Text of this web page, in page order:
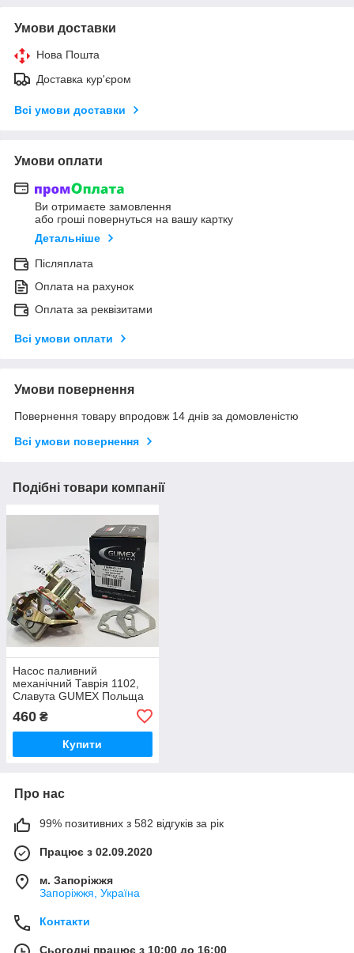
Умови доставки
Нова Пошта
Доставка кур'єром
Всі умови доставки
Умови оплати
Ви отримаєте замовлення
або гроші повернуться на вашу картку
Детальніше
Післяплата
Оплата на рахунок
Оплата за реквізитами
Всі умови оплати
Умови повернення
Повернення товару впродовж 14 днів за домовленістю
Всі умови повернення
Подібні товари компанії
Насос паливний
механічний Таврія 1102,
Славута GUMEX Польща
460 ₴
Купити
Про нас
99% позитивних з 582 відгуків за рік
Працює з 02.09.2020
м. Запоріжжя
Запоріжжя, Україна
Контакти
Сьогодні працює з 10:00 до 16:00